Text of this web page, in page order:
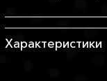
Характеристики